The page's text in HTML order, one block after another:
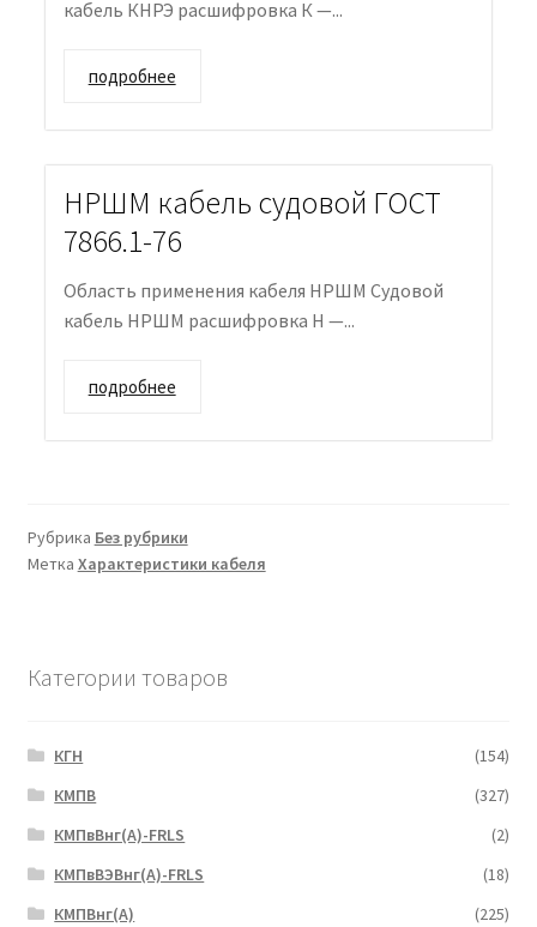
кабель КНРЭ расшифровка К —...
подробнее
НРШМ кабель судовой ГОСТ
7866.1-76
Область применения кабеля НРШМ Судовой
кабель НРШМ расшифровка Н —...
подробнее
Рубрика Без рубрики
Метка Характеристики кабеля
Категории товаров
КГН
(154)
КМПВ
(327)
КМПвВнг(А)-FRLS
(2)
КМПвВЭВнг(А)-FRLS
(18)
КМПВнг(А)
(225)